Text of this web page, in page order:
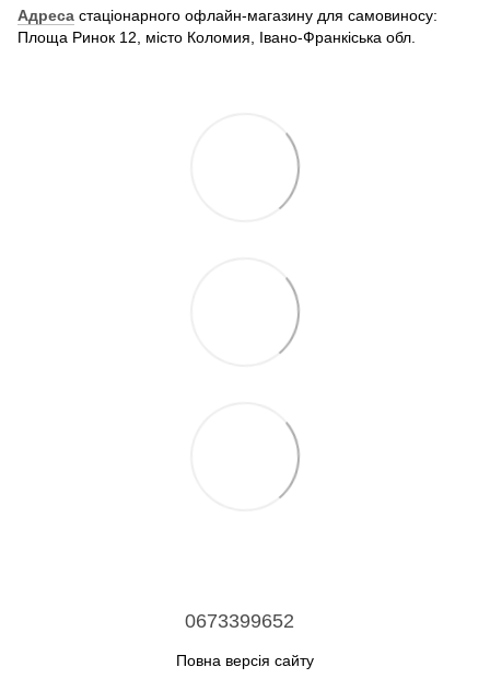
Адреса стаціонарного офлайн-магазину для самовиносу:
Площа Ринок 12, місто Коломия, Івано-Франкіська обл.
0673399652
Повна версія сайту